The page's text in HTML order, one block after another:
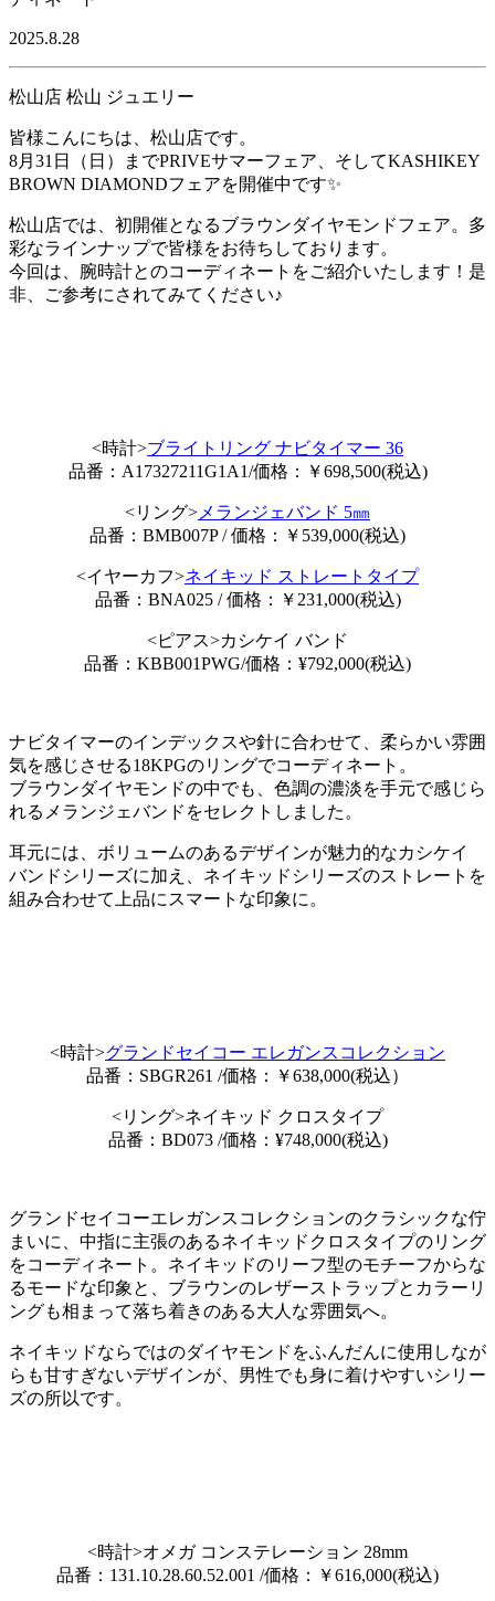
2025.8.28
松山店 松山 ジュエリー
皆様こんにちは、松山店です。
8月31日（日）までPRIVEサマーフェア、そしてKASHIKEY
BROWN DIAMONDフェアを開催中です✨
松山店では、初開催となるブラウンダイヤモンドフェア。多
彩なラインナップで皆様をお待ちしております。
今回は、腕時計とのコーディネートをご紹介いたします！是
非、ご参考にされてみてください♪
<時計>ブライトリング ナビタイマー 36
品番：A17327211G1A1/価格：￥698,500(税込)
<リング> メランジェバンド 5㎜
品番：BMB007P / 価格：￥539,000(税込)
<イヤーカフ>ネイキッド ストレートタイプ
品番：BNA025 / 価格：￥231,000(税込)
<ピアス>カシケイ バンド
品番：KBB001PWG/価格：¥792,000(税込)
ナビタイマーのインデックスや針に合わせて、柔らかい雰囲
気を感じさせる18KPGのリングでコーディネート。
ブラウンダイヤモンドの中でも、色調の濃淡を手元で感じら
れるメランジェバンドをセレクトしました。
耳元には、ボリュームのあるデザインが魅力的なカシケイ
バンドシリーズに加え、ネイキッドシリーズのストレートを
組み合わせて上品にスマートな印象に。
<時計>グランドセイコー エレガンスコレクション
品番：SBGR261 /価格：￥638,000(税込）
<リング>ネイキッド クロスタイプ
品番：BD073 /価格：¥748,000(税込)
グランドセイコーエレガンスコレクションのクラシックな佇
まいに、中指に主張のあるネイキッドクロスタイプのリング
をコーディネート。ネイキッドのリーフ型のモチーフからな
るモードな印象と、ブラウンのレザーストラップとカラーリ
ングも相まって落ち着きのある大人な雰囲気へ。
ネイキッドならではのダイヤモンドをふんだんに使用しなが
らも甘すぎないデザインが、男性でも身に着けやすいシリー
ズの所以です。
<時計>オメガ コンステレーション 28mm
品番：131.10.28.60.52.001 /価格：￥616,000(税込)